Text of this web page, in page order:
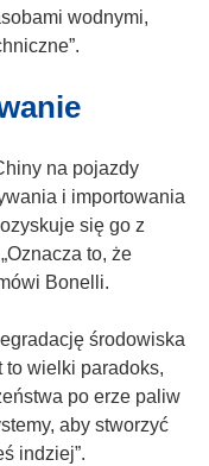
i
wodnymi,
na pojazdy
i importowania
się go z
to, że
Bonelli.
środowiska
wielki paradoks,
po erze paliw
aby stworzyć
indziej”.